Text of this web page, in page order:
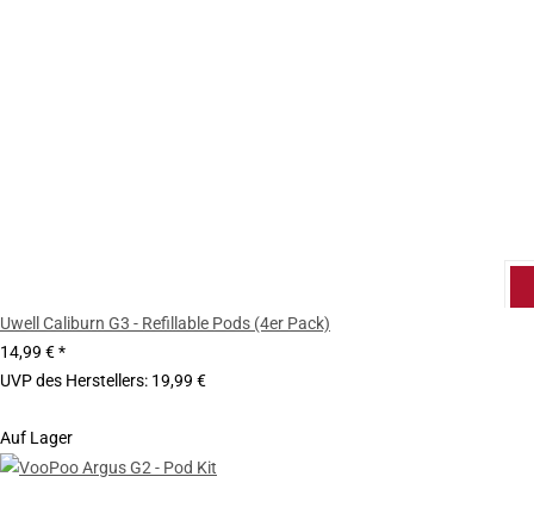
Uwell Caliburn G3 - Refillable Pods (4er Pack)
14,99 €*
UVP des Herstellers: 19,99 €
Auf Lager